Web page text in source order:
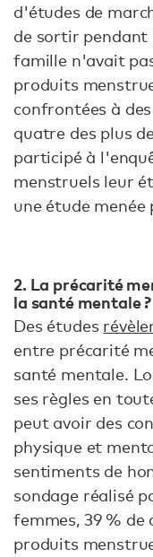
d'études de
de sortir pendant
famille n'avait
produits
confrontées à
quatre des plus
participé à
menstruels leur
une étude
2. La précarité
la santé mentale ?
Des études
entre précarité
santé mentale.
ses règles en
peut avoir des
physique et
sentiments de
sondage réalisé
femmes, 39 % de
produits